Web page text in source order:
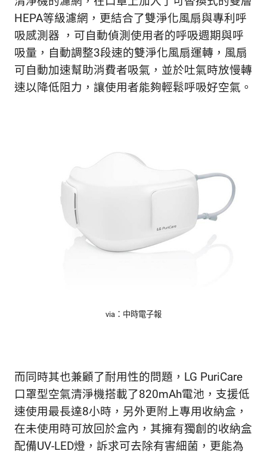
二
的
你
和
CBOOK
一
起
HEPA等級濾網，更結合了雙淨化風扇與專利呼
吸感測器 ，可自動偵測使用者的呼吸週期與呼
吸量，自動調整3段速的雙淨化風扇運轉，風扇
可自動加速幫助消費者吸氣，並於吐氣時放慢轉
速以降低阻力，讓使用者能夠輕鬆呼吸好空氣。
via：中時電子報
而同時其也兼顧了耐用性的問題，LG PuriCare
口罩型空氣清淨機搭載了820mAh電池，支援低
速使用最長達8小時，另外更附上專用收納盒，
在未使用時可放回於盒內，其擁有獨創的收納盒
配備UV-LED燈，訴求可去除有害細菌，更能為